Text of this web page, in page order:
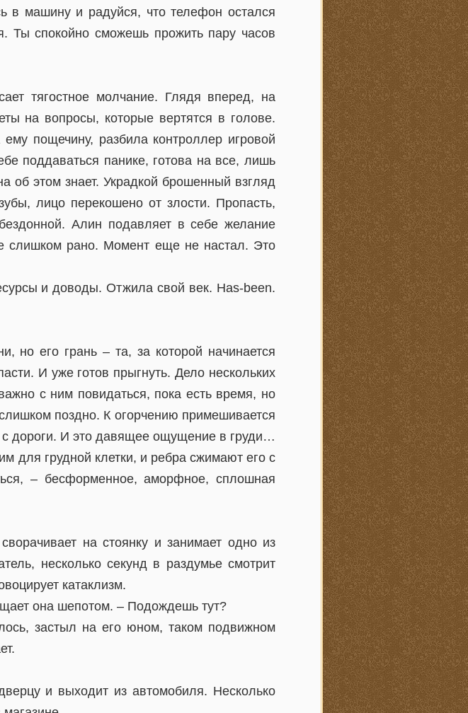
в машину и радуйся, что телефон остался
Ты спокойно сможешь прожить пару часов
тягостное молчание. Глядя вперед, на
на вопросы, которые вертятся в голове.
пощечину, разбила контроллер игровой
поддаваться панике, готова на все, лишь
об этом знает. Украдкой брошенный взгляд
лицо перекошено от злости. Пропасть,
Алин подавляет в себе желание
слишком рано. Момент еще не настал. Это
и доводы. Отжила свой век. Has-been.
но его грань – та, за которой начинается
И уже готов прыгнуть. Дело нескольких
с ним повидаться, пока есть время, но
поздно. К огорчению примешивается
с дороги. И это давящее ощущение в груди…
для грудной клетки, и ребра сжимают его с
– бесформенное, аморфное, сплошная
на стоянку и занимает одно из
несколько секунд в раздумье смотрит
катаклизм.
она шепотом. – Подождешь тут?
застыл на его юном, таком подвижном
и выходит из автомобиля. Несколько